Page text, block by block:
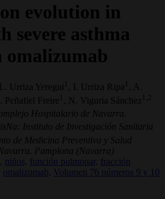
evolution in
severe asthma
omalizumab
L. Urriza Yeregui 1 , I. Urriza Ripa 1
, A.
Peñafiel Freire 1 , N. Viguria Sánchez 1,2
Hospitalario de Navarra.
Instituto de Investigación Sanitaria
de Medicina Preventiva y Salud
Pamplona (Navarra)
niños, función pulmonar,
fracción
omalizumab,
Volumen 76 números 9 y 10